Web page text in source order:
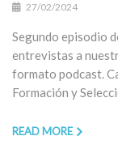
27/02/2024
Segundo episodio
entrevistas a
formato podcast.
Formación y
READ MORE